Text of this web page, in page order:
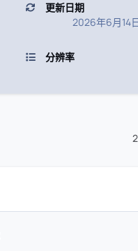
更新日期
2026年6月14
分辨率